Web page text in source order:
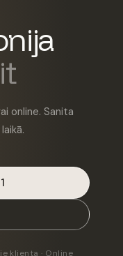
online. Sanita
klienta · Online